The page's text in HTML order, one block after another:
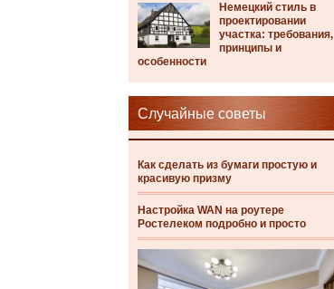
Немецкий стиль в
проектировании
участка: требования,
принципы и
особенности
Случайные советы
Как сделать из бумаги простую и
красивую призму
Настройка WAN на роутере
Ростелеком подробно и просто